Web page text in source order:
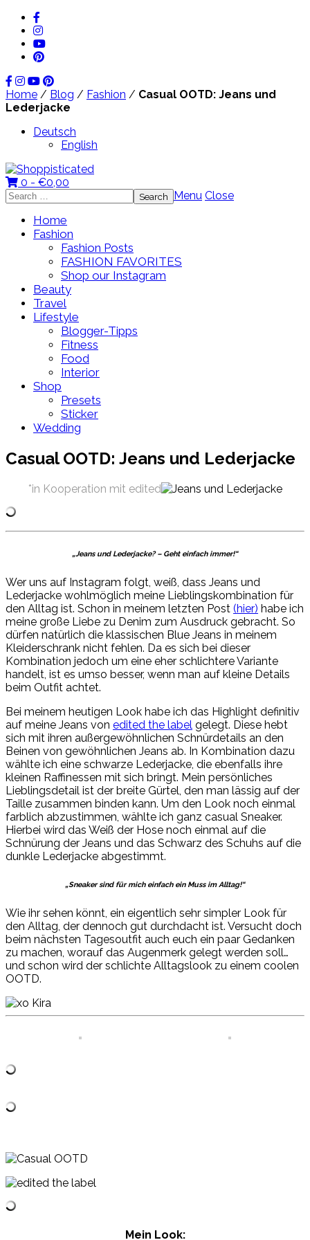
Home / Blog / Fashion / Casual OOTD: Jeans und
Lederjacke
Deutsch
English
0 - €0,00
Search
for:
Menu Close
Home
Fashion
Fashion Posts
FASHION FAVORITES
Shop our Instagram
Beauty
Travel
Lifestyle
Blogger-Tipps
Fitness
Food
Interior
Shop
Presets
Sticker
Wedding
Casual OOTD: Jeans und Lederjacke
*in Kooperation mit edited
„Jeans und Lederjacke? – Geht einfach immer!“
Wer uns auf Instagram folgt, weiß, dass Jeans und
Lederjacke wohlmöglich meine Lieblingskombination für
den Alltag ist. Schon in meinem letzten Post (hier) habe ich
meine große Liebe zu Denim zum Ausdruck gebracht. So
dürfen natürlich die klassischen Blue Jeans in meinem
Kleiderschrank nicht fehlen. Da es sich bei dieser
Kombination jedoch um eine eher schlichtere Variante
handelt, ist es umso besser, wenn man auf kleine Details
beim Outfit achtet.
Bei meinem heutigen Look habe ich das Highlight definitiv
auf meine Jeans von edited the label gelegt. Diese hebt
sich mit ihren außergewöhnlichen Schnürdetails an den
Beinen von gewöhnlichen Jeans ab. In Kombination dazu
wählte ich eine schwarze Lederjacke, die ebenfalls ihre
kleinen Raffinessen mit sich bringt. Mein persönliches
Lieblingsdetail ist der breite Gürtel, den man lässig auf der
Taille zusammen binden kann. Um den Look noch einmal
farblich abzustimmen, wählte ich ganz casual Sneaker.
Hierbei wird das Weiß der Hose noch einmal auf die
Schnürung der Jeans und das Schwarz des Schuhs auf die
dunkle Lederjacke abgestimmt.
„Sneaker sind für mich einfach ein Muss im Alltag!“
Wie ihr sehen könnt, ein eigentlich sehr simpler Look für
den Alltag, der dennoch gut durchdacht ist. Versucht doch
beim nächsten Tagesoutfit auch euch ein paar Gedanken
zu machen, worauf das Augenmerk gelegt werden soll…
und schon wird der schlichte Alltagslook zu einem coolen
OOTD.
Mein Look: